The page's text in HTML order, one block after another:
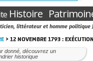
Histoire
littérateur et homme politique
> 12 novembre 1793 :
donné, découvrez un
historique